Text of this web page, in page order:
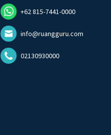
+62 815-7441-0000
info@ruangguru.com
02130930000